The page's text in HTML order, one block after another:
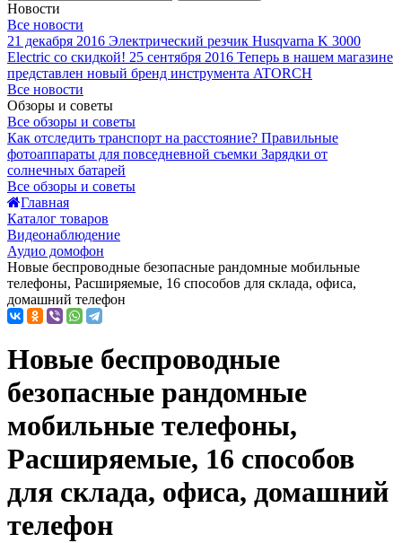
Новости
Все новости
21 декабря 2016 Электрический резчик Husqvarna K 3000
Electric со скидкой! 25 сентября 2016 Теперь в нашем магазине
представлен новый бренд инструмента ATORCH
Все новости
Обзоры и советы
Все обзоры и советы
Как отследить транспорт на расстояние? Правильные
фотоаппараты для повседневной съемки Зарядки от
солнечных батарей
Все обзоры и советы
Главная
Каталог товаров
Видеонаблюдение
Аудио домофон
Новые беспроводные безопасные рандомные мобильные
телефоны, Расширяемые, 16 способов для склада, офиса,
домашний телефон
Новые беспроводные
безопасные рандомные
мобильные телефоны,
Расширяемые, 16 способов
для склада, офиса, домашний
телефон